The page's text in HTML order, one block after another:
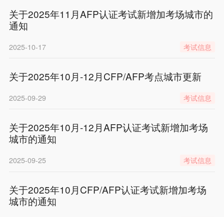
关于2025年11月AFP认证考试新增加考场城市的
通知
2025-10-17 考试信息
关于2025年10月-12月CFP/AFP考点城市更新
2025-09-29 考试信息
关于2025年10月-12月AFP认证考试新增加考场
城市的通知
2025-09-25 考试信息
关于2025年10月CFP/AFP认证考试新增加考场
城市的通知